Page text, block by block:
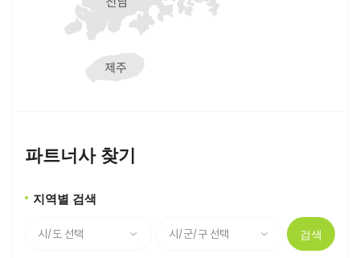
파트너사 찾기
지역별 검색
검색